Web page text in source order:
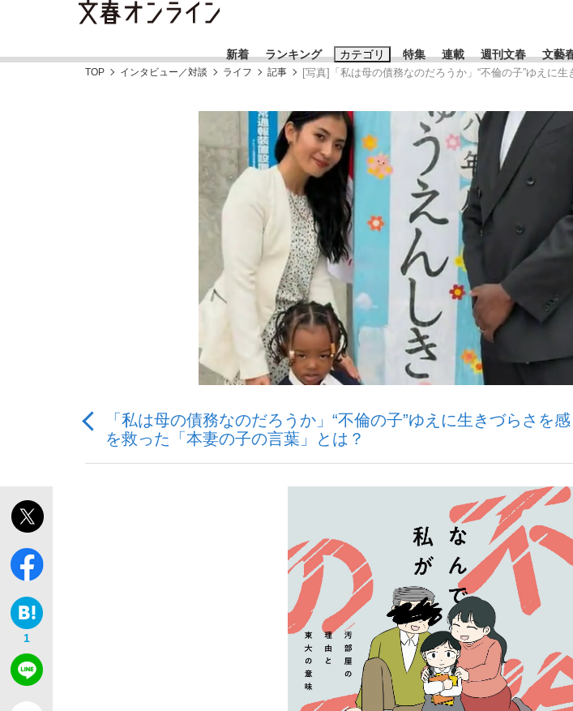
新着 ランキング カテゴリ
「善か悪かはどちらでもいい」リアル『九条の大罪』弁護士が明かすトク...
特集
終戦から81年
連載 週刊文春 文藝
おすすめのキーワードタグ一覧
#藤田晋 #三山凌輝 #高市早苗 #後藤真希 #
#玉木雄一郎
#亀和田武
TOP インタビュー／対談 ライフ 記事 [写真]「私は母の債務なのだろうか」“不倫の子”ゆえに
「私は母の債務なのだろうか」“不倫の子”ゆえに生きづらさを
を救った「本妻の子の言葉」とは？
1